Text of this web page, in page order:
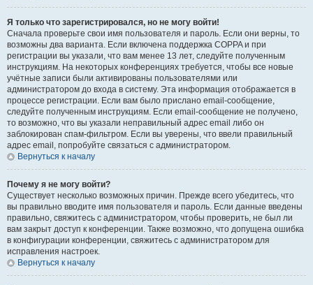
Я только что зарегистрировался, но не могу войти!
Сначала проверьте свои имя пользователя и пароль. Если они верны, то
возможны два варианта. Если включена поддержка COPPA и при
регистрации вы указали, что вам менее 13 лет, следуйте полученным
инструкциям. На некоторых конференциях требуется, чтобы все новые
учётные записи были активированы пользователями или
администратором до входа в систему. Эта информация отображается в
процессе регистрации. Если вам было прислано email-сообщение,
следуйте полученным инструкциям. Если email-сообщение не получено,
то возможно, что вы указали неправильный адрес email либо он
заблокирован спам-фильтром. Если вы уверены, что ввели правильный
адрес email, попробуйте связаться с администратором.
Вернуться к началу
Почему я не могу войти?
Существует несколько возможных причин. Прежде всего убедитесь, что
вы правильно вводите имя пользователя и пароль. Если данные введены
правильно, свяжитесь с администратором, чтобы проверить, не был ли
вам закрыт доступ к конференции. Также возможно, что допущена ошибка
в конфигурации конференции, свяжитесь с администратором для
исправления настроек.
Вернуться к началу